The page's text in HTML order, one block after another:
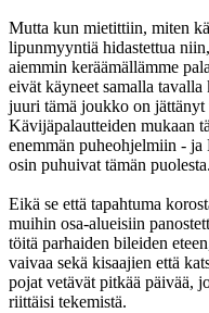
Mutta kun mietittiin, miten
lipunmyyntiä hidastettua
aiemmin keräämällämme
eivät käyneet samalla tavalla
juuri tämä joukko on jättänyt
Kävijäpalautteiden mukaan
enemmän puheohjelmiin - ja
osin puhuivat tämän puolesta.
Eikä se että tapahtuma
muihin osa-alueisiin
töitä parhaiden bileiden
vaivaa sekä kisaajien että
pojat vetävät pitkää päivää,
riittäisi tekemistä.